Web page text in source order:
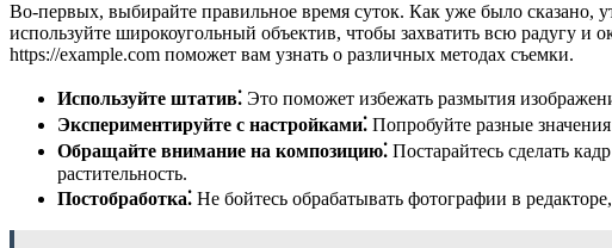
Во-первых, выбирайте правильное время суток. Как уже было сказано,
используйте широкоугольный объектив, чтобы захватить всю радугу
https://example.com поможет вам узнать о различных методах съемки.
Используйте штатив⁚ Это поможет избежать размытия
Экспериментируйте с настройками⁚ Попробуйте разные
Обращайте внимание на композицию⁚ Постарайтесь сделать
растительность.
Постобработка⁚ Не бойтесь обрабатывать фотографии в